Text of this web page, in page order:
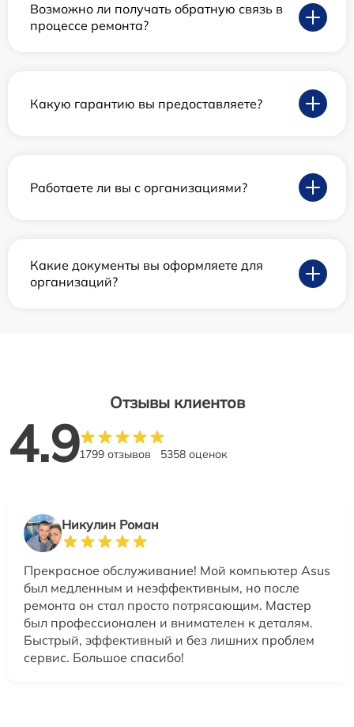
Возможно ли получать обратную связь в
процессе ремонта?
Какую гарантию вы предоставляете?
Работаете ли вы с организациями?
Какие документы вы оформляете для
организаций?
Отзывы клиентов
4.91799 отзывов 5358 оценок
Никулин Роман
Прекрасное обслуживание! Мой компьютер Asus
был медленным и неэффективным, но после
ремонта он стал просто потрясающим. Мастер
был профессионален и внимателен к деталям.
Быстрый, эффективный и без лишних проблем
сервис. Большое спасибо!